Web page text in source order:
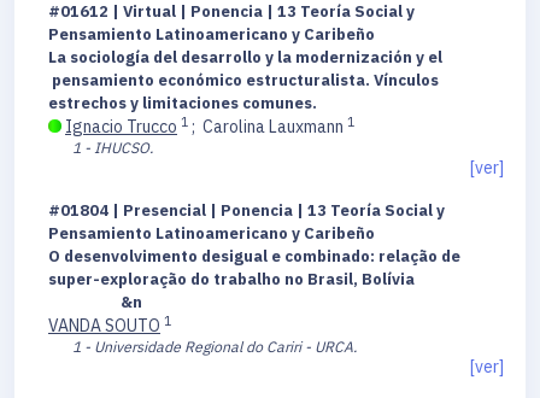
#01612 | Virtual | Ponencia | 13 Teoría Social y
Pensamiento Latinoamericano y Caribeño
La sociología del desarrollo y la modernización y el
pensamiento económico estructuralista. Vínculos
estrechos y limitaciones comunes.
Ignacio Trucco 1 ; Carolina Lauxmann 1
1 - IHUCSO.
[ver]
#01804 | Presencial | Ponencia | 13 Teoría Social y
Pensamiento Latinoamericano y Caribeño
O desenvolvimento desigual e combinado: relação de
super-exploração do trabalho no Brasil, Bolívia
&n
VANDA SOUTO 1
1 - Universidade Regional do Cariri - URCA.
[ver]